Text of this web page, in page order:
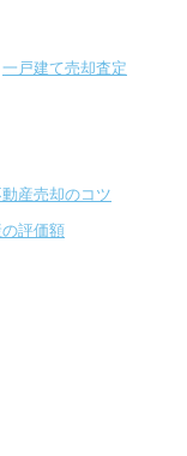
一戸建て売却査定
産売却のコツ
評価額